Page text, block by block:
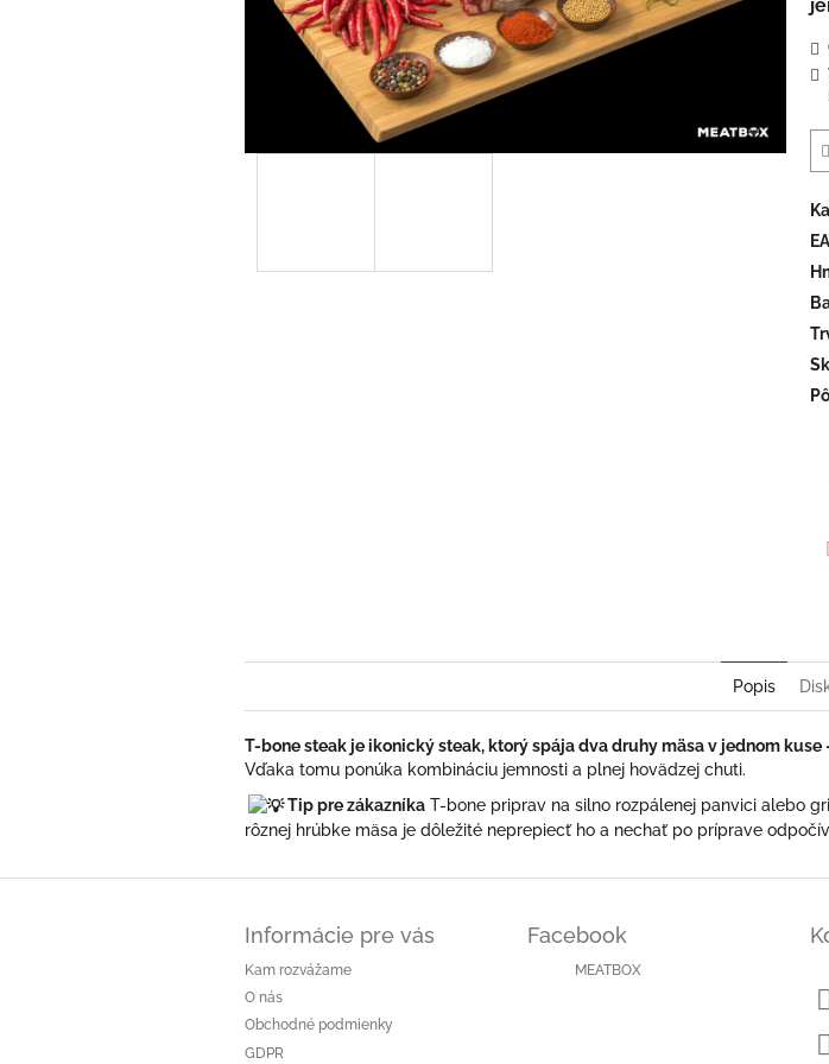
Popis
T-bone steak je ikonický steak, ktorý spája dva druhy mäsa v jednom
Vďaka tomu ponúka kombináciu jemnosti a plnej hovädzej chuti.
Tip pre zákazníka T-bone priprav na silno rozpálenej panvici alebo
rôznej hrúbke mäsa je dôležité neprepiecť ho a nechať po príprave
Informácie pre vás
Kam rozvážame
O nás
Obchodné podmienky
GDPR
Facebook
MEATBOX